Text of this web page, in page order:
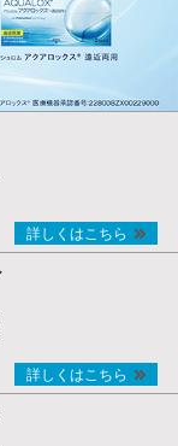
詳しくはこちら
詳しくはこちら